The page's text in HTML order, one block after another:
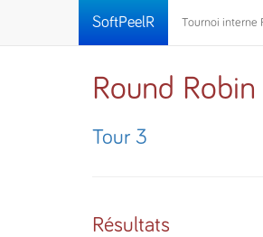
SoftPeelR Tournoi interne
Round Robin
Tour 3
Résultats